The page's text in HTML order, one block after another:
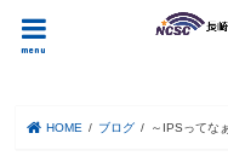
menu
HOME ブログ ～IPSってな